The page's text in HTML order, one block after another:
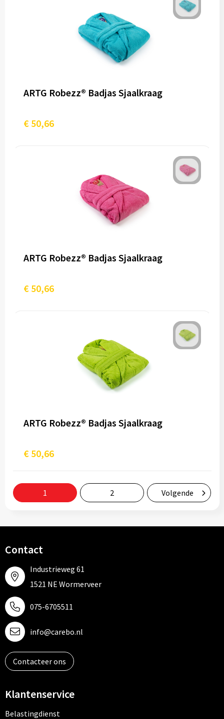
ARTG Robezz® Badjas Sjaalkraag
€ 50,66
ARTG Robezz® Badjas Sjaalkraag
€ 50,66
ARTG Robezz® Badjas Sjaalkraag
€ 50,66
1 2 Volgende
Contact
Industrieweg 61
1521 NE Wormerveer
075-6705511
info@carebo.nl
Contacteer ons
Klantenservice
Belastingdienst